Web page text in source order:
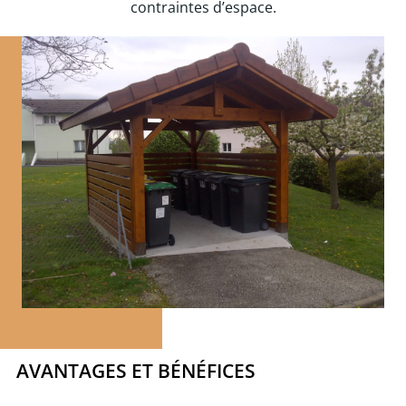
contraintes d’espace.
AVANTAGES ET BÉNÉFICES